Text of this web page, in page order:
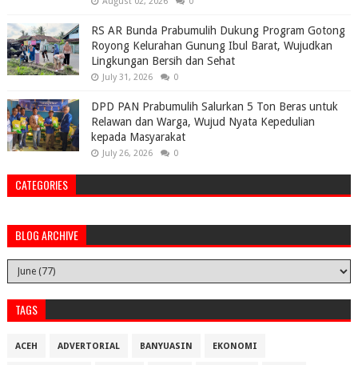
RS AR Bunda Prabumulih Dukung Program Gotong
Royong Kelurahan Gunung Ibul Barat, Wujudkan
Lingkungan Bersih dan Sehat
July 31, 2026 0
DPD PAN Prabumulih Salurkan 5 Ton Beras untuk
Relawan dan Warga, Wujud Nyata Kepedulian
kepada Masyarakat
July 26, 2026 0
CATEGORIES
BLOG ARCHIVE
TAGS
ACEH ADVERTORIAL BANYUASIN EKONOMI